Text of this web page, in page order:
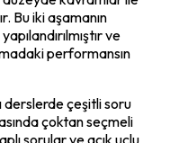
Bu iki aşamanın
ve
performansın
derslerde çeşitli soru
çoktan seçmeli
sorular ve açık uçlu